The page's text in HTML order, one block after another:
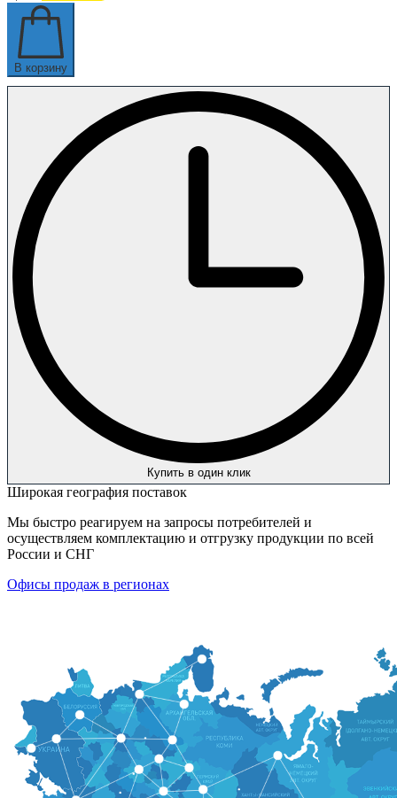
В корзину
Купить в один клик
Широкая география поставок
Мы быстро реагируем на запросы потребителей и
осуществляем комплектацию и отгрузку продукции по всей
России и СНГ
Офисы продаж в регионах